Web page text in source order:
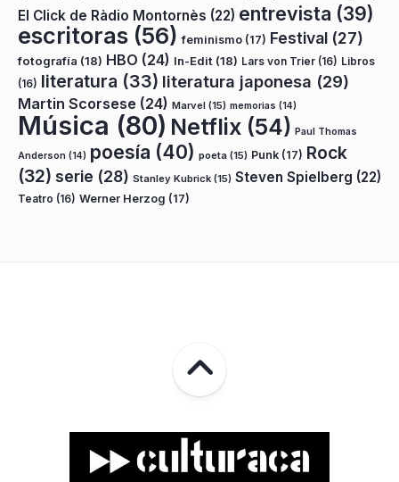
El Click de Ràdio Montornès (22) entrevista (39)
escritoras (56) feminismo (17) Festival (27)
fotografía (18) HBO (24) In-Edit (18) Lars von Trier (16) Libros
(16) literatura (33) literatura japonesa (29)
Martin Scorsese (24) Marvel (15) memorias (14)
Música (80) Netflix (54) Paul Thomas
Anderson (14) poesía (40) poeta (15) Punk (17) Rock
(32) serie (28) Stanley Kubrick (15) Steven Spielberg (22)
Teatro (16) Werner Herzog (17)